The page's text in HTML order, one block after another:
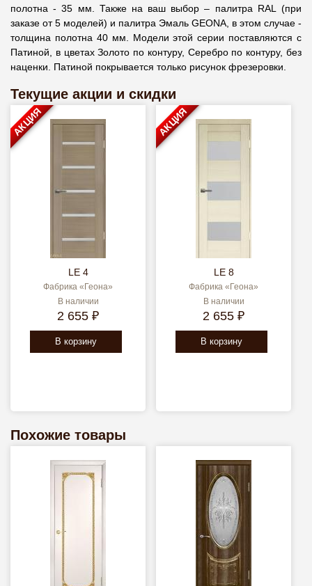
полотна - 35 мм. Также на ваш выбор – палитра RAL (при
заказе от 5 моделей) и палитра Эмаль GEONA, в этом случае -
толщина полотна 40 мм. Модели этой серии поставляются с
Патиной, в цветах Золото по контуру, Серебро по контуру, без
наценки. Патиной покрывается только рисунок фрезеровки.
Текущие акции и скидки
LE 4
Фабрика «Геона»
В наличии
2 655 ₽
В корзину
АКЦИЯ
LE 8
Фабрика «Геона»
В наличии
2 655 ₽
В корзину
АКЦИЯ
Похожие товары